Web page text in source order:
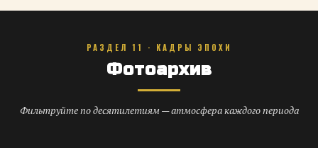
РАЗДЕЛ 11 · КАДРЫ ЭПОХИ
Фотоархив
Фильтруйте по десятилетиям — атмосфера каждого периода